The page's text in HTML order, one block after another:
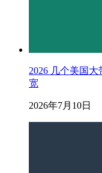
2026 几个美国
宽
2026年7月10日